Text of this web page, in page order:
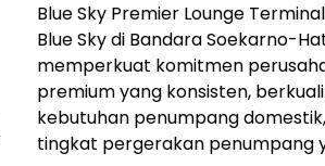
Blue Sky Premier Lounge
Blue Sky di Bandara Soekarno-
memperkuat komitmen
premium yang konsisten,
kebutuhan penumpang
tingkat pergerakan penumpang